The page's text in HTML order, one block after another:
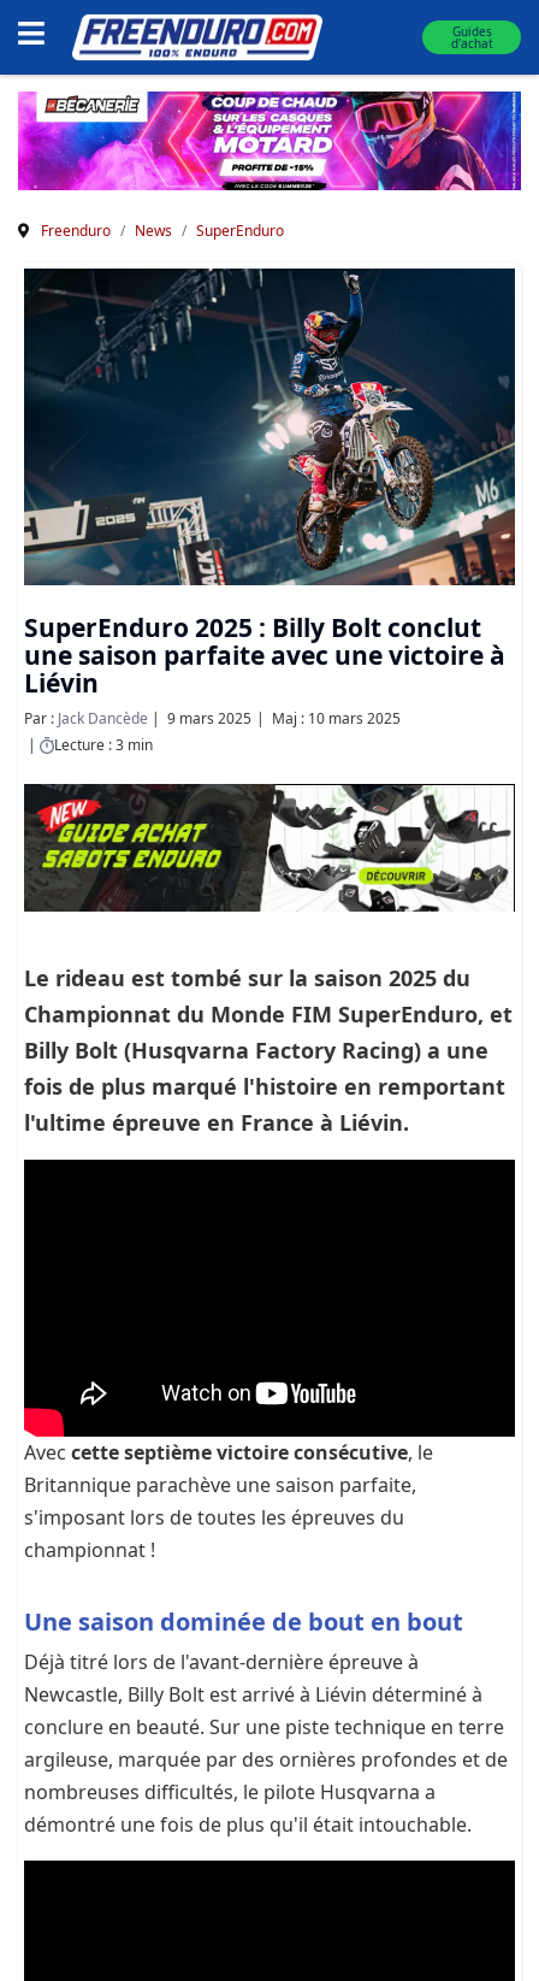
Guides
d'achat
Freenduro News SuperEnduro
SuperEnduro 2025 : Billy Bolt conclut
une saison parfaite avec une victoire à
Liévin
Par : Jack Dancède 9 mars 2025
Maj : 10 mars 2025
Lecture : 3 min
Le rideau est tombé sur la saison 2025 du
Championnat du Monde FIM SuperEnduro, et
Billy Bolt (Husqvarna Factory Racing) a une
fois de plus marqué l'histoire en remportant
l'ultime épreuve en France à Liévin.
Avec cette septième victoire consécutive, le
Britannique parachève une saison parfaite,
s'imposant lors de toutes les épreuves du
championnat !
Une saison dominée de bout en bout
Déjà titré lors de l'avant-dernière épreuve à
Newcastle, Billy Bolt est arrivé à Liévin déterminé à
conclure en beauté. Sur une piste technique en terre
argileuse, marquée par des ornières profondes et de
nombreuses difficultés, le pilote Husqvarna a
démontré une fois de plus qu'il était intouchable.